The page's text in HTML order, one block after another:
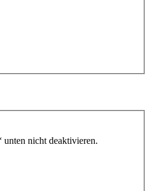
unten nicht deaktivieren.